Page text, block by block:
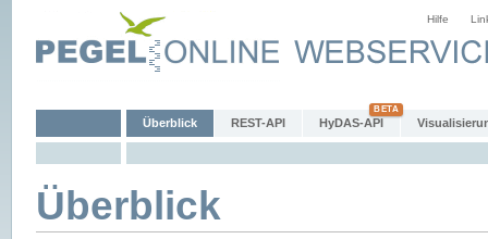
Hilfe
Überblick REST-API HyDAS-API
Überblick